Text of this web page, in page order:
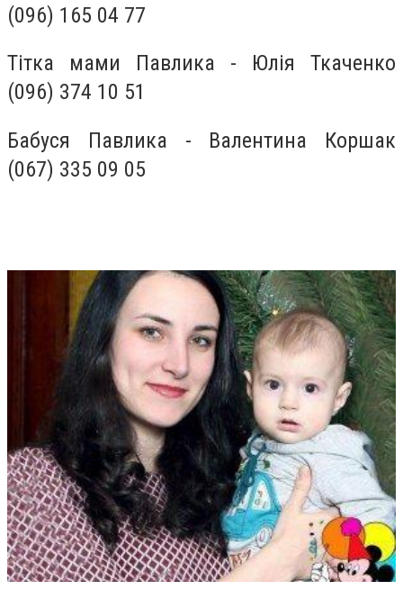
(096) 165 04 77
Тітка мами Павлика - Юлія Ткаченко
(096) 374 10 51
Бабуся Павлика - Валентина Коршак
(067) 335 09 05